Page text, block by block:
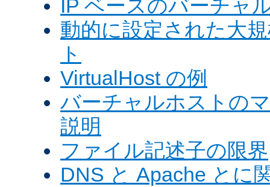
IP ベースのバーチャ
動的に設定された大
ト
VirtualHost の例
バーチャルホストの
説明
ファイル記述子の限界
DNS と Apache とに